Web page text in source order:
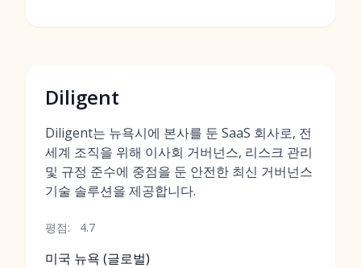
Diligent
Diligent는 뉴욕시에 본사를 둔 SaaS 회사로, 전
세계 조직을 위해 이사회 거버넌스, 리스크 관리
및 규정 준수에 중점을 둔 안전한 최신 거버넌스
기술 솔루션을 제공합니다.
평점: 4.7
미국 뉴욕 (글로벌)